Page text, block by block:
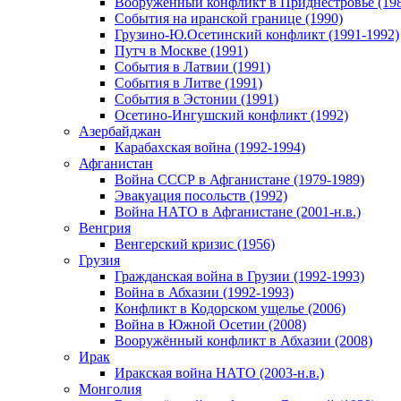
События на иранской границе (1990)
Грузино-Ю.Осетинский конфликт (1991-1992)
Путч в Москве (1991)
События в Латвии (1991)
События в Литве (1991)
События в Эстонии (1991)
Осетино-Ингушский конфликт (1992)
Азербайджан
Карабахская война (1992-1994)
Афганистан
Война СССР в Афганистане (1979-1989)
Эвакуация посольств (1992)
Война НАТО в Афганистане (2001-н.в.)
Венгрия
Венгерский кризис (1956)
Грузия
Гражданская война в Грузии (1992-1993)
Война в Абхазии (1992-1993)
Конфликт в Кодорском ущелье (2006)
Война в Южной Осетии (2008)
Вооружённый конфликт в Абхазии (2008)
Ирак
Иракская война НАТО (2003-н.в.)
Монголия